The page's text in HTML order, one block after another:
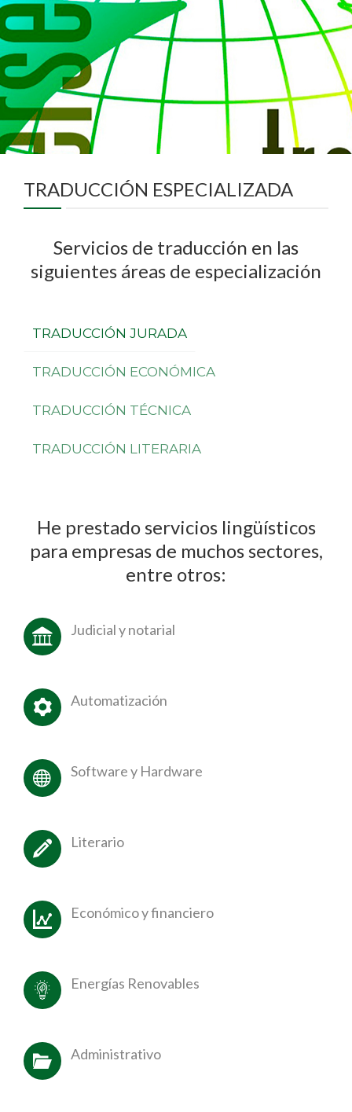
TRADUCCIÓN ESPECIALIZADA
Servicios de traducción en las
siguientes áreas de especialización
TRADUCCIÓN JURADA
TRADUCCIÓN ECONÓMICA
TRADUCCIÓN TÉCNICA
TRADUCCIÓN LITERARIA
He prestado servicios lingüísticos
para empresas de muchos sectores,
entre otros:
Judicial y notarial
Automatización
Software y Hardware
Literario
Económico y financiero
Energías Renovables
Administrativo